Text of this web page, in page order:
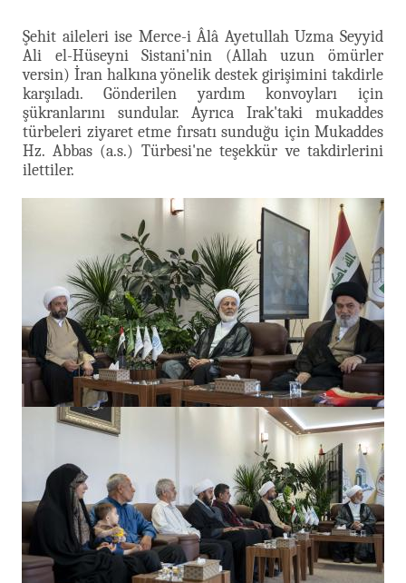
Şehit aileleri ise Merce-i Âlâ Ayetullah Uzma Seyyid
Ali el-Hüseyni Sistani'nin (Allah uzun ömürler
versin) İran halkına yönelik destek girişimini takdirle
karşıladı. Gönderilen yardım konvoyları için
şükranlarını sundular. Ayrıca Irak'taki mukaddes
türbeleri ziyaret etme fırsatı sunduğu için Mukaddes
Hz. Abbas (a.s.) Türbesi'ne teşekkür ve takdirlerini
ilettiler.